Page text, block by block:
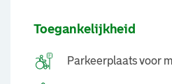
Toegankelijkheid
Parkeerplaats voor